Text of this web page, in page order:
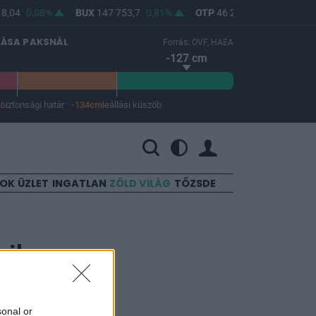
or
0,08% BUX147 753,7 0,81% OTP 46 240
PAKSNÁL Forrás: OVF, HAEA
-127 cm
biztonsági határ -134cm leállási küszöb
ÜZLET INGATLAN ZÖLD VILÁG TŐZSDE